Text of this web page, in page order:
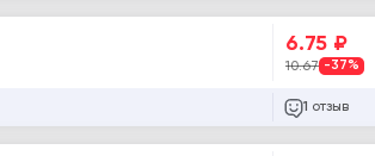
6.75 ₽
10.67 -37%
1 отзыв